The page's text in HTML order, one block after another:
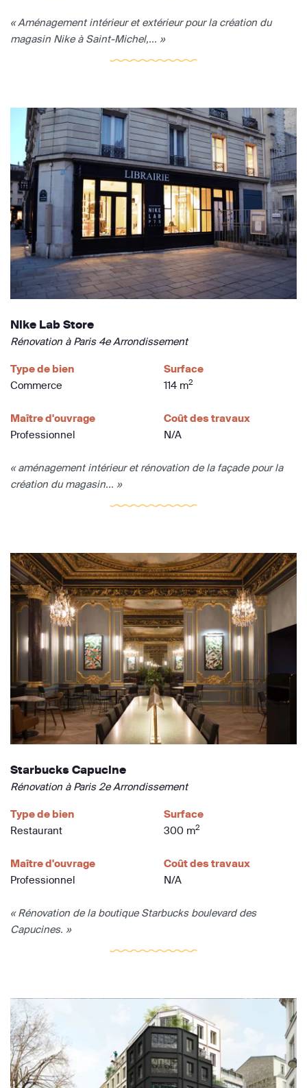
« Aménagement intérieur et extérieur pour la création du
magasin Nike à Saint-Michel,... »
Nike Lab Store
Rénovation à Paris 4e Arrondissement
Type de bien
Commerce
Surface
114 m2
Maître d'ouvrage
Professionnel
Coût des travaux
N/A
« aménagement intérieur et rénovation de la façade pour la
création du magasin... »
Starbucks Capucine
Rénovation à Paris 2e Arrondissement
Type de bien
Restaurant
Surface
300 m2
Maître d'ouvrage
Professionnel
Coût des travaux
N/A
« Rénovation de la boutique Starbucks boulevard des
Capucines. »